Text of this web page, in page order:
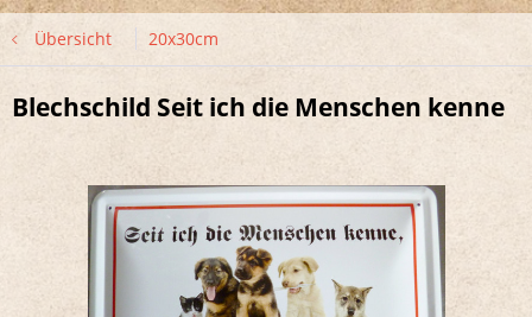
Übersicht 20x30cm
Blechschild Seit ich die Menschen kenne